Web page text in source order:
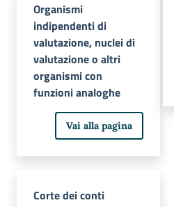
Organismi
indipendenti di
valutazione, nuclei di
valutazione o altri
organismi con
funzioni analoghe
Vai alla pagina
Corte dei conti